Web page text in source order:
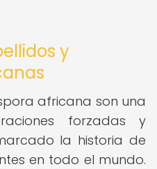
y
africana son una
forzadas y
la historia de
en todo el mundo.